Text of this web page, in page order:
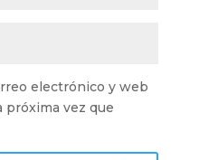
electrónico y web
próxima vez que